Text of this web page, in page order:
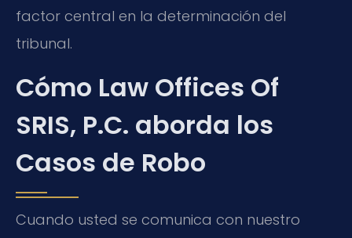
factor central en la determinación del
tribunal.
Cómo Law Offices Of
SRIS, P.C. aborda los
Casos de Robo
Cuando usted se comunica con nuestro